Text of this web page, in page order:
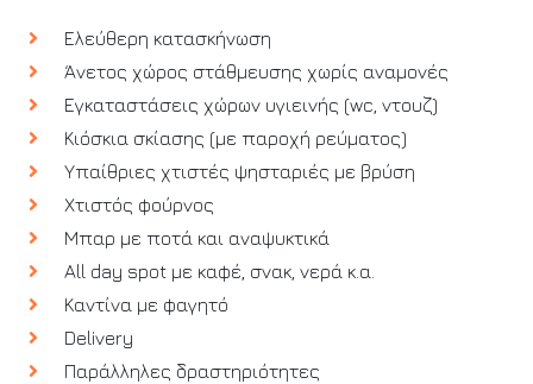
Ελεύθερη κατασκήνωση
Άνετος χώρος στάθμευσης χωρίς αναμονές
Εγκαταστάσεις χώρων υγιεινής (wc, ντουζ)
Κιόσκια σκίασης (με παροχή ρεύματος)
Υπαίθριες χτιστές ψησταριές με βρύση
Χτιστός φούρνος
Μπαρ με ποτά και αναψυκτικά
All day spot με καφέ, σνακ, νερά κ.α.
Καντίνα με φαγητό
Delivery
Παράλληλες δραστηριότητες